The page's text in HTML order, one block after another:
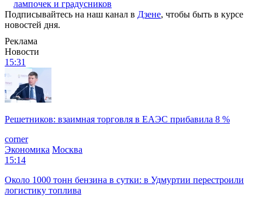
лампочек и градусников
Подписывайтесь на наш канал в Дзене, чтобы быть в курсе
новостей дня.
Реклама
Новости
15:31
Решетников: взаимная торговля в ЕАЭС прибавила 8 %
corner
Экономика Москва
15:14
Около 1000 тонн бензина в сутки: в Удмуртии перестроили
логистику топлива